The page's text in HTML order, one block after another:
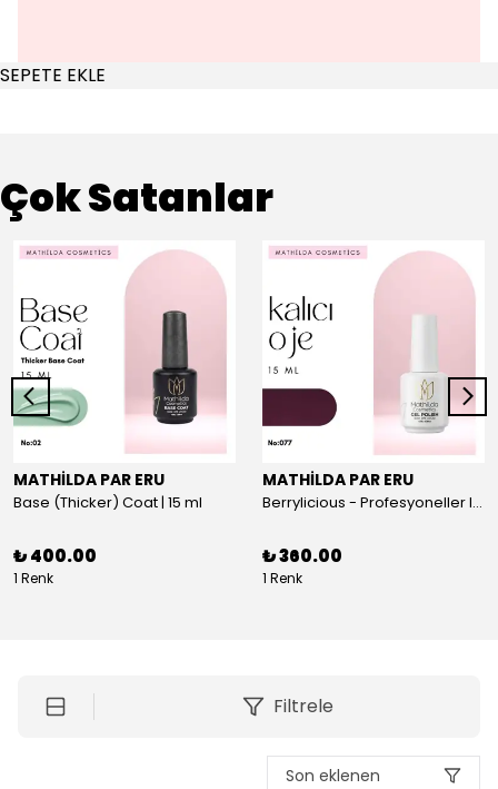
SEPETE EKLE
Çok Satanlar
MATHİLDA PAR ERU
Base (Thicker) Coat | 15 ml
₺ 400.00
1 Renk
MATHİLDA PAR ERU
Berrylicious - Profesyoneller Için Yüksek Pigmentasyonlu UV/LED Oje 15ml
₺ 360.00
1 Renk
Filtrele
Son eklenen